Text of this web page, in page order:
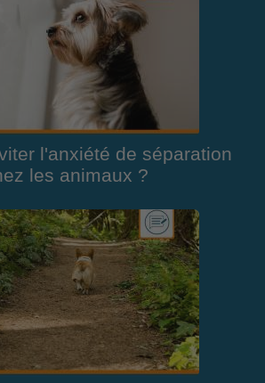
l'anxiété de séparation
les animaux ?